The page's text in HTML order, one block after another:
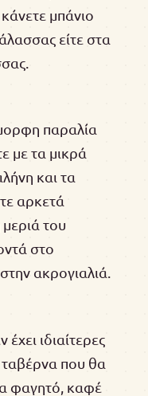
μπάνιο
είτε στα
παραλία
με τα μικρά
και τα
αρκετά
του
στο
ακρογιαλιά.
ιδιαίτερες
που θα
φαγητό, καφέ